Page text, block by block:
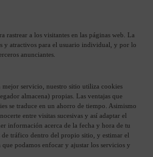
rastrear a los visitantes en las páginas web. La
y atractivos para el usuario individual, y por lo
anunciantes.
servicio, nuestro sitio utiliza cookies
almacena) propias. Las ventajas que
se traduce en un ahorro de tiempo. Asimismo
entre visitas sucesivas y así adaptar el
información acerca de la fecha y hora de tu
tráfico dentro del propio sitio, y estimar el
podamos enfocar y ajustar los servicios y